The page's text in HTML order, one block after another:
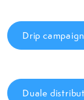
Drip campaign
Duale